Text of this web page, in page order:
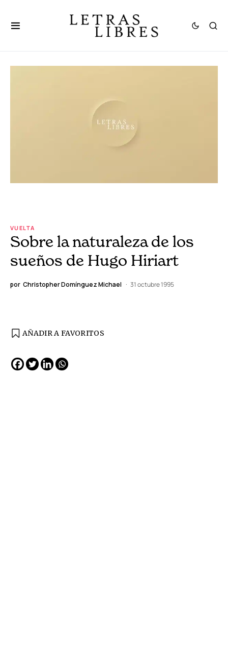
VUELTA
Sobre la naturaleza de los
sueños de Hugo Hiriart
por Christopher Domínguez Michael 31 octubre 1995
AÑADIR A FAVORITOS